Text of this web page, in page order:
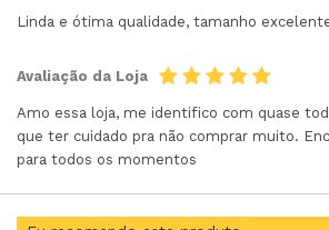
Linda e ótima qualidade, tamanho
Avaliação da Loja
Amo essa loja, me identifico com quase
que ter cuidado pra não comprar muito.
para todos os momentos